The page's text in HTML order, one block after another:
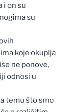
i on su
su
koje okuplja
ne ponove,
odnosi u
temu što smo